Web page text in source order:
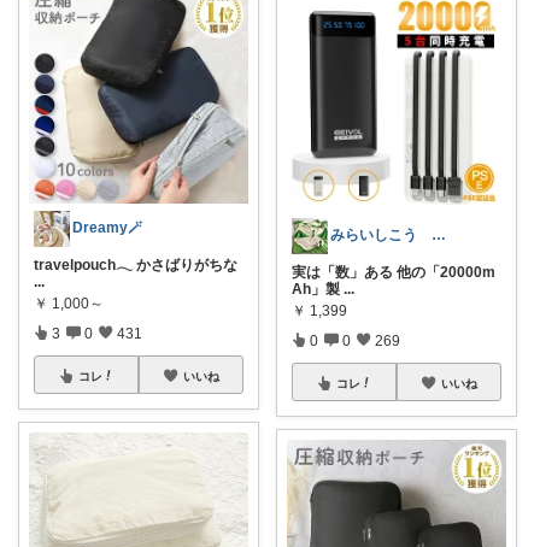
Dreamy🪄
travelpouch𓂃 かさばりがちな
...
￥ 1,000～
3 0 431
コレ いいね
みらいしこう 🎌おめでとうございます
実は「数」ある 他の「20000m
Ah」製 ...
￥ 1,399
0 0 269
コレ いいね